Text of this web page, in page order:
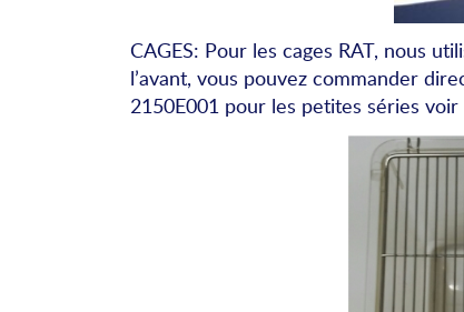
CAGES: Pour les cages RAT, nous
l’avant, vous pouvez commander
2150E001 pour les petites séries